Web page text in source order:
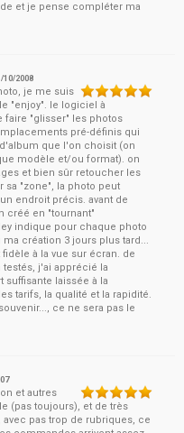
et je pense compléter ma
10/2008
je me suis
"enjoy". le logiciel à
faire "glisser" les photos
pré-définis qui
que l'on choisit (on
modèle et/ou format). on
et bien sûr retoucher les
sa "zone", la photo peut
endroit précis. avant de
créé en "tournant"
indique pour chaque photo
création 3 jours plus tard...
à la vue sur écran. de
j'ai apprécié la
laissée à la
tarifs, la qualité et la rapidité.
ce ne sera pas le
et autres
(pas toujours), et de très
pas trop de rubriques, ce